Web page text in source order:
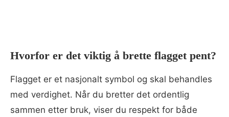
Hvorfor er det viktig å brette flagget pent?
Flagget er et nasjonalt symbol og skal behandles
med verdighet. Når du bretter det ordentlig
sammen etter bruk, viser du respekt for både